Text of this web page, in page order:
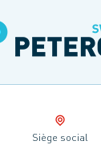
Siège social